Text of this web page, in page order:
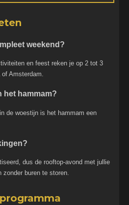
weekend?
en feest reken je op 2 tot 3
Amsterdam.
het hammam?
de woestijn is het hammam een
dus de rooftop-avond met jullie
zonder buren te storen.